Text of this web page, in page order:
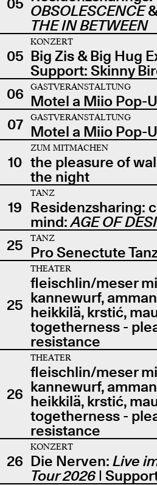
OBSOLESCENCE
THE IN BETWEEN
05
KONZERT
Big Zis & Big Hug
Support: Skinny
06
GASTVERANSTALTUNG
Motel a Miio Pop-
07
GASTVERANSTALTUNG
Motel a Miio Pop-
10
ZUM MITMACHEN
the pleasure of
the night
19
TANZ
Residenzsharing:
mind:AGE OF
25
TANZ
Pro Senectute
25
THEATER
fleischlin/meser
kannewurf,
heikkilä, krstić,
togetherness -
resistance
26
THEATER
fleischlin/meser
kannewurf,
heikkilä, krstić,
togetherness -
resistance
26
KONZERT
Die Nerven: Live
Tour 2026|